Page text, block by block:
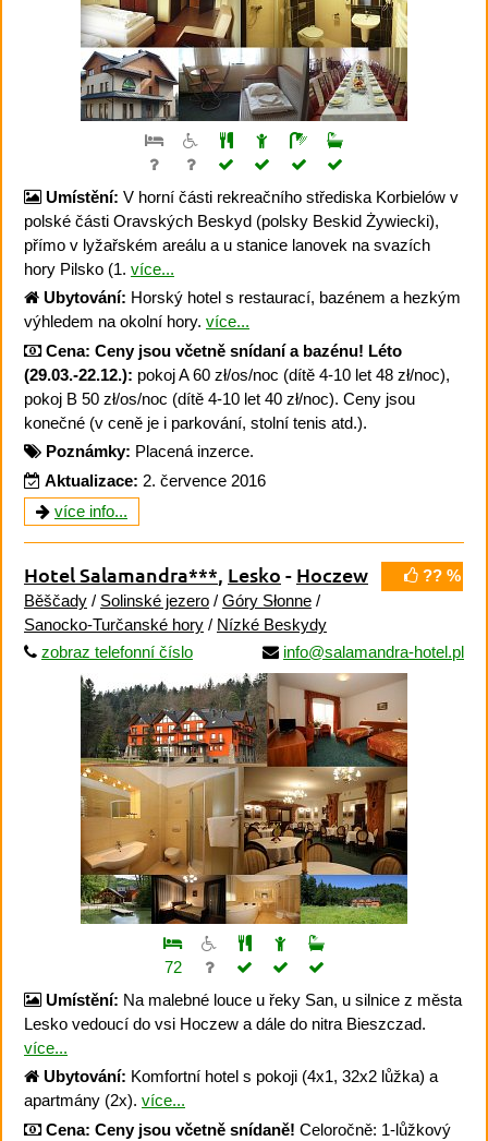
Umístění: V horní části rekreačního střediska Korbielów v
polské části Oravských Beskyd (polsky Beskid Żywiecki),
přímo v lyžařském areálu a u stanice lanovek na svazích
hory Pilsko (1. více...
Ubytování: Horský hotel s restaurací, bazénem a hezkým
výhledem na okolní hory. více...
Cena: Ceny jsou včetně snídaní a bazénu! Léto
(29.03.-22.12.): pokoj A 60 zł/os/noc (dítě 4-10 let 48 zł/noc),
pokoj B 50 zł/os/noc (dítě 4-10 let 40 zł/noc). Ceny jsou
konečné (v ceně je i parkování, stolní tenis atd.).
Poznámky: Placená inzerce.
Aktualizace: 2. července 2016
více info...
?? %
Hotel Salamandra***, Lesko - Hoczew
Běščady / Solinské jezero / Góry Słonne /
Sanocko-Turčanské hory / Nízké Beskydy
zobraz telefonní číslo
info@salamandra-hotel.pl
72
Umístění: Na malebné louce u řeky San, u silnice z města
Lesko vedoucí do vsi Hoczew a dále do nitra Bieszczad.
více...
Ubytování: Komfortní hotel s pokoji (4x1, 32x2 lůžka) a
apartmány (2x). více...
Cena: Ceny jsou včetně snídaně! Celoročně: 1-lůžkový